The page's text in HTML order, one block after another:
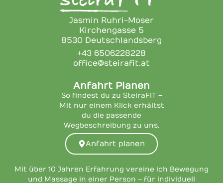
Jasmin Ruhri-Moser
Kirchengasse 5
8530 Deutschlandsberg
+43 6506228228
office@steirafit.at
Anfahrt Planen
So findest du zu SteiraFIT –
Mit nur einem Klick erhältst
du die passende
Wegbeschreibung zu uns.
Anfahrt planen
Mit über 10 Jahren Erfahrung vereine ich Bewegung
und Massage in einer Person – für individuell